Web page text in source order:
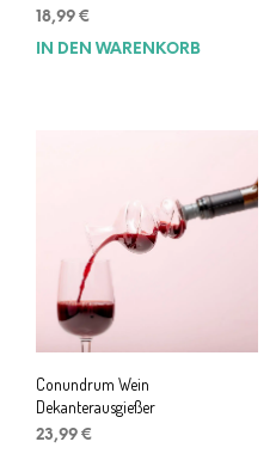
18,99 €
IN DEN WARENKORB
Conundrum Wein
Dekanterausgießer
23,99 €